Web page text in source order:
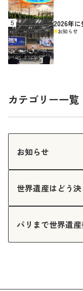
2026年
お知らせ
カテゴリー一覧
お知らせ
世界遺産はどう
パリまで世界遺